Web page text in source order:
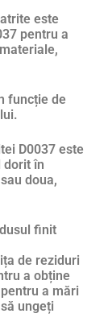
este
pentru a
funcție de
D0037 este
dorit în
doua,
finit
de reziduri
a obține
a mări
ungeți